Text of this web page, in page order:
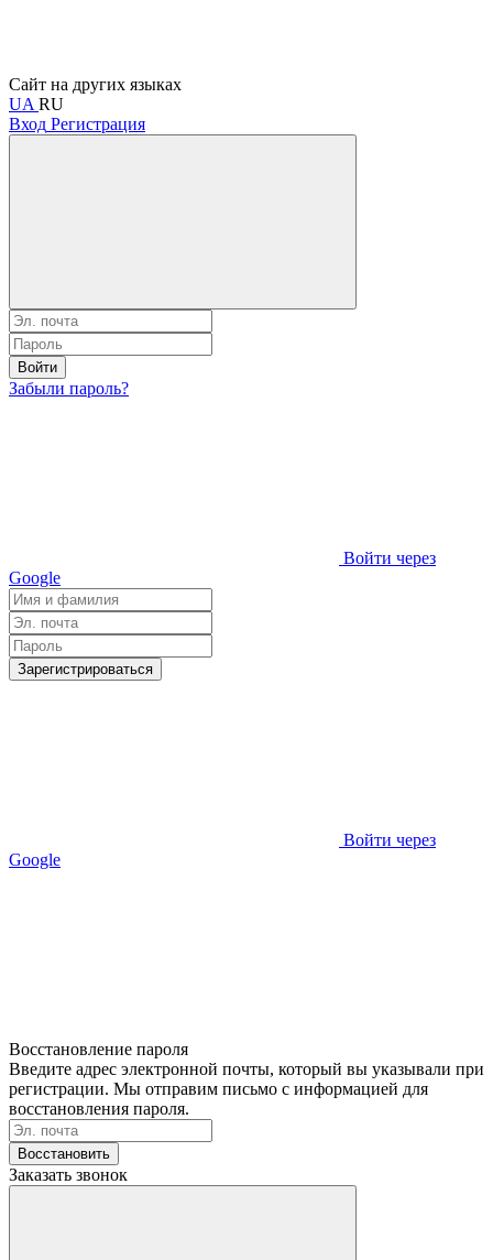
Сайт на других языках
UA RU
Вход Регистрация
Войти
Забыли пароль?
Войти через
Google
Зарегистрироваться
Войти через
Google
Восстановление пароля
Введите адрес электронной почты, который вы указывали при
регистрации. Мы отправим письмо с информацией для
восстановления пароля.
Восстановить
Заказать звонок